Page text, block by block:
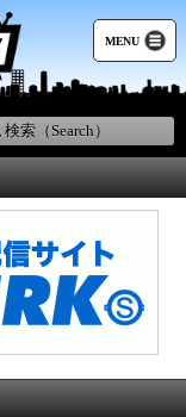
MENU
検索（Search）